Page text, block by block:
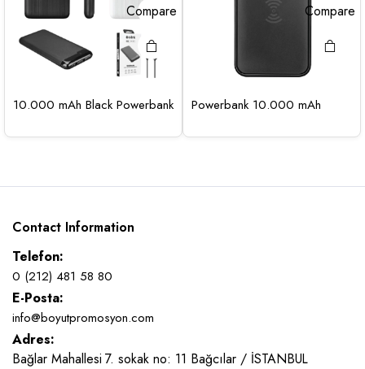
Compare
10.000 mAh Black Powerbank
Compare
Powerbank 10.000 mAh
Contact Information
Telefon:
0 (212) 481 58 80
E-Posta:
info@boyutpromosyon.com
Adres:
Bağlar Mahallesi 7. sokak no: 11 Bağcılar / İSTANBUL